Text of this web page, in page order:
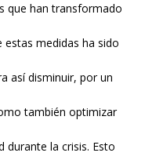
que han transformado
estas medidas ha sido
así disminuir, por un
también optimizar
durante la crisis. Esto